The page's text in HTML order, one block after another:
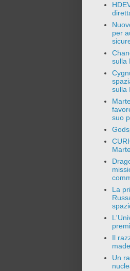
per
sulla
sulla
suo
La
Il
Un